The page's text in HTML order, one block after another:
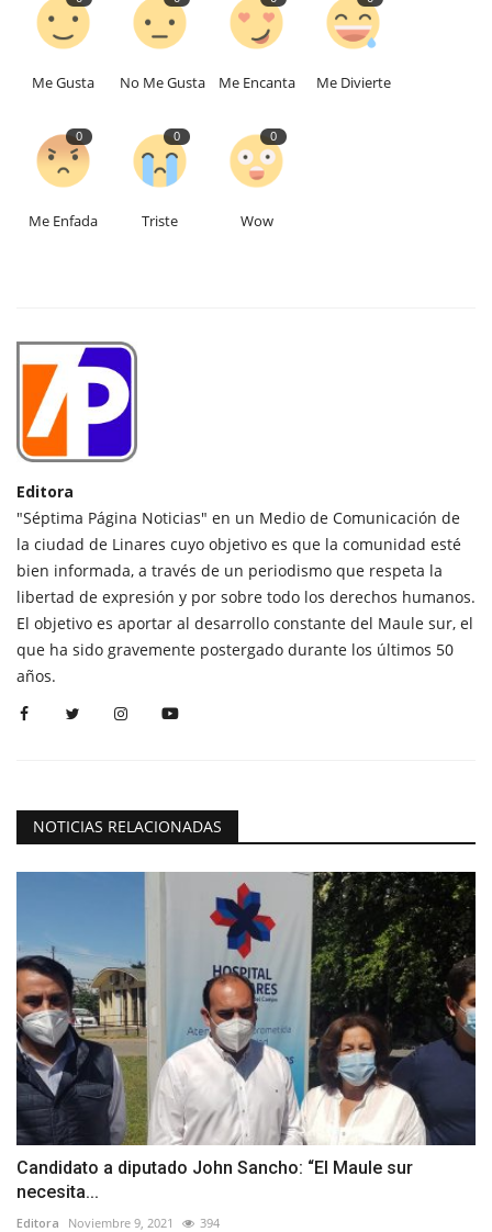
Me Gusta No Me Gusta Me Encanta Me Divierte
0
Me Enfada
0
Triste
0
Wow
Editora
"Séptima Página Noticias" en un Medio de Comunicación de
la ciudad de Linares cuyo objetivo es que la comunidad esté
bien informada, a través de un periodismo que respeta la
libertad de expresión y por sobre todo los derechos humanos.
El objetivo es aportar al desarrollo constante del Maule sur, el
que ha sido gravemente postergado durante los últimos 50
años.
NOTICIAS RELACIONADAS
Candidato a diputado John Sancho: “El Maule sur
necesita...
Editora Noviembre 9, 2021 394